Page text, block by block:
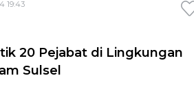
19:43
20 Pejabat di Lingkungan
Sulsel